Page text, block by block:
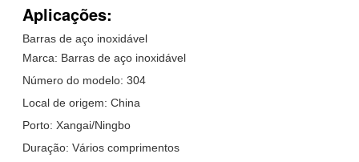
Aplicações:
Barras de aço inoxidável
Marca: Barras de aço inoxidável
Número do modelo: 304
Local de origem: China
Porto: Xangai/Ningbo
Duração: Vários comprimentos